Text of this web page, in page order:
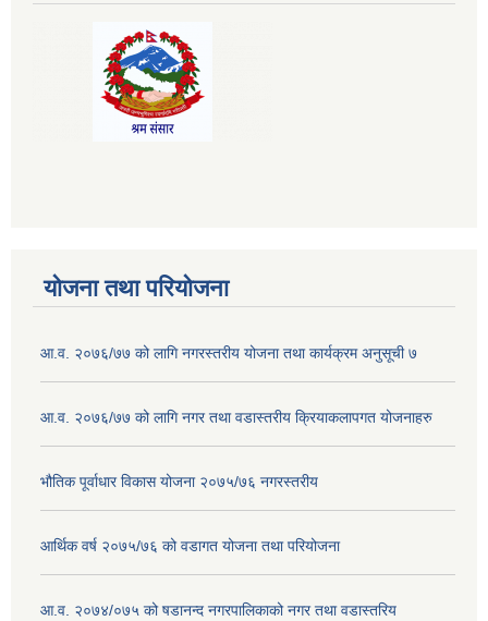
योजना तथा परियोजना
आ.व. २०७६/७७ को लागि नगरस्तरीय योजना तथा कार्यक्रम अनुसूची ७
आ.व. २०७६/७७ को लागि नगर तथा वडास्तरीय क्रियाकलापगत योजनाहरु
भौतिक पूर्वाधार विकास योजना २०७५/७६ नगरस्तरीय
आर्थिक वर्ष २०७५/७६ को वडागत योजना तथा परियोजना
आ.व. २०७४/०७५ को षडानन्द नगरपालिकाको नगर तथा वडास्तरिय